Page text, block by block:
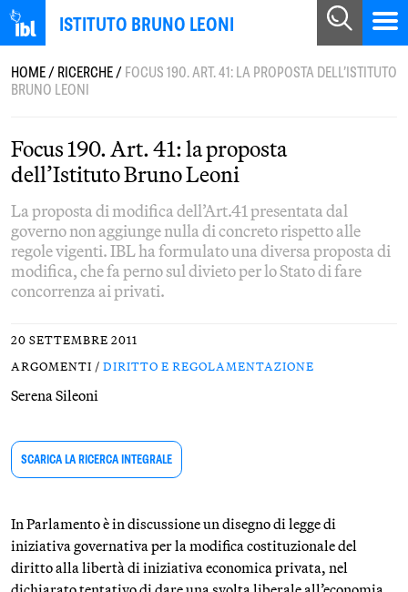
ISTITUTO BRUNO LEONI
HOME/RICERCHE/FOCUS 190. ART. 41: LA PROPOSTA DELL’ISTITUTO
BRUNO LEONI
Focus 190. Art. 41: la proposta
dell’Istituto Bruno Leoni
La proposta di modifica dell’Art.41 presentata dal
governo non aggiunge nulla di concreto rispetto alle
regole vigenti. IBL ha formulato una diversa proposta di
modifica, che fa perno sul divieto per lo Stato di fare
concorrenza ai privati.
20 SETTEMBRE 2011
ARGOMENTI / DIRITTO E REGOLAMENTAZIONE
Serena Sileoni
SCARICA LA RICERCA INTEGRALE
In Parlamento è in discussione un disegno di legge di
iniziativa governativa per la modifica costituzionale del
diritto alla libertà di iniziativa economica privata, nel